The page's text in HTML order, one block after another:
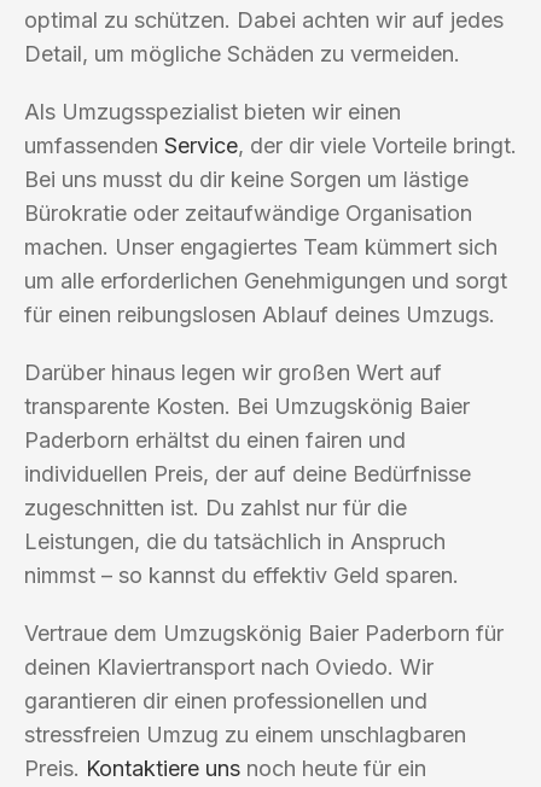
optimal zu schützen. Dabei achten wir auf jedes
Detail, um mögliche Schäden zu vermeiden.
Als Umzugsspezialist bieten wir einen
umfassenden Service, der dir viele Vorteile bringt.
Bei uns musst du dir keine Sorgen um lästige
Bürokratie oder zeitaufwändige Organisation
machen. Unser engagiertes Team kümmert sich
um alle erforderlichen Genehmigungen und sorgt
für einen reibungslosen Ablauf deines Umzugs.
Darüber hinaus legen wir großen Wert auf
transparente Kosten. Bei Umzugskönig Baier
Paderborn erhältst du einen fairen und
individuellen Preis, der auf deine Bedürfnisse
zugeschnitten ist. Du zahlst nur für die
Leistungen, die du tatsächlich in Anspruch
nimmst – so kannst du effektiv Geld sparen.
Vertraue dem Umzugskönig Baier Paderborn für
deinen Klaviertransport nach Oviedo. Wir
garantieren dir einen professionellen und
stressfreien Umzug zu einem unschlagbaren
Preis. Kontaktiere uns noch heute für ein